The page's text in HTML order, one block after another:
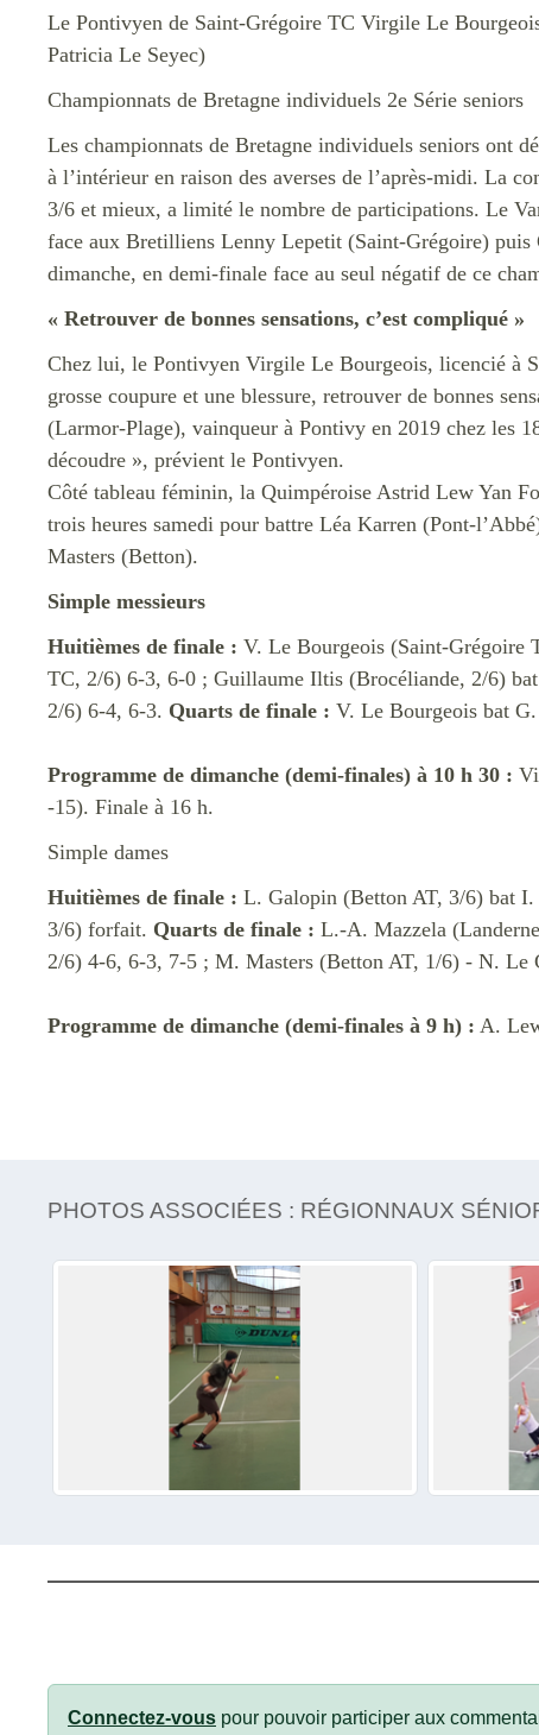
Le Pontivyen de Saint-Grégoire TC Virgile Le
Patricia Le Seyec)
Championnats de Bretagne individuels 2e Série seniors
Les championnats de Bretagne individuels seniors ont
à l’intérieur en raison des averses de l’après-midi. La
3/6 et mieux, a limité le nombre de participations. Le
face aux Bretilliens Lenny Lepetit (Saint-Grégoire)
dimanche, en demi-finale face au seul négatif de ce
« Retrouver de bonnes sensations, c’est compliqué »
Chez lui, le Pontivyen Virgile Le Bourgeois, licencié à
grosse coupure et une blessure, retrouver de bonnes
(Larmor-Plage), vainqueur à Pontivy en 2019 chez les
découdre », prévient le Pontivyen.
Côté tableau féminin, la Quimpéroise Astrid Lew Yan
trois heures samedi pour battre Léa Karren (Pont-
Masters (Betton).
Simple messieurs
Huitièmes de finale : V. Le Bourgeois (Saint-Grégoire
TC, 2/6) 6-3, 6-0 ; Guillaume Iltis (Brocéliande, 2/6)
2/6) 6-4, 6-3. Quarts de finale : V. Le Bourgeois bat
Programme de dimanche (demi-finales) à 10 h 30 :
-15). Finale à 16 h.
Simple dames
Huitièmes de finale : L. Galopin (Betton AT, 3/6) bat
3/6) forfait. Quarts de finale : L.-A. Mazzela
2/6) 4-6, 6-3, 7-5 ; M. Masters (Betton AT, 1/6) - N. Le
Programme de dimanche (demi-finales à 9 h) : A.
PHOTOS ASSOCIÉES : RÉGIONNAUX
Connectez-vous pour pouvoir participer aux